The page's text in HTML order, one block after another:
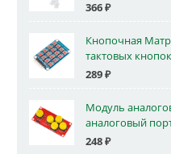
366₽
Кнопочная
тактовых
289₽
Модуль
аналоговый
248₽